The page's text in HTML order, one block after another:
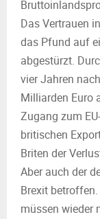
Das Vertrauen
das Pfund auf
abgestürzt.
vier Jahren
Milliarden Euro
Zugang zum
britischen
Briten der
Aber auch der
Brexit
müssen wieder